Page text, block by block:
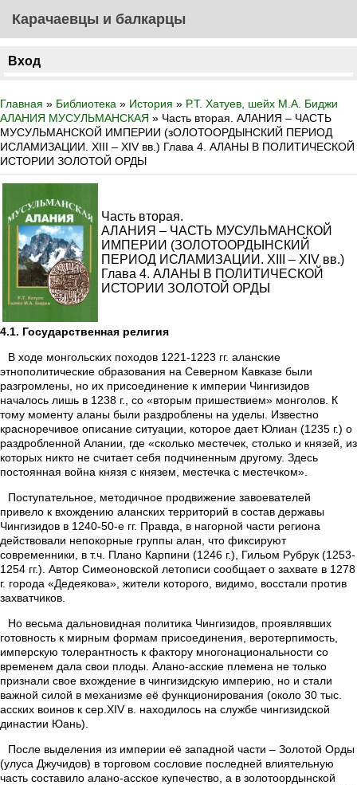
Карачаевцы и балкарцы
Вход
Главная » Библиотека » История » Р.Т. Хатуев, шейх М.А. Биджи
АЛАНИЯ МУСУЛЬМАНСКАЯ » Часть вторая. АЛАНИЯ – ЧАСТЬ
МУСУЛЬМАНСКОЙ ИМПЕРИИ (зОЛОТООРДЫНСКИЙ ПЕРИОД
ИСЛАМИЗАЦИИ. XIII – XIV вв.) Глава 4. АЛАНЫ В ПОЛИТИЧЕСКОЙ
ИСТОРИИ ЗОЛОТОЙ ОРДЫ
Часть вторая.
АЛАНИЯ – ЧАСТЬ МУСУЛЬМАНСКОЙ
ИМПЕРИИ (ЗОЛОТООРДЫНСКИЙ
ПЕРИОД ИСЛАМИЗАЦИИ. XIII – XIV вв.)
Глава 4. АЛАНЫ В ПОЛИТИЧЕСКОЙ
ИСТОРИИ ЗОЛОТОЙ ОРДЫ
4.1. Государственная религия
В ходе монгольских походов 1221-1223 гг. аланские
этнополитические образования на Северном Кавказе были
разгромлены, но их присоединение к империи Чингизидов
началось лишь в 1238 г., со «вторым пришествием» монголов. К
тому моменту аланы были раздроблены на уделы. Известно
красноречивое описание ситуации, которое дает Юлиан (1235 г.) о
раздробленной Алании, где «сколько местечек, столько и князей, из
которых никто не считает себя подчиненным другому. Здесь
постоянная война князя с князем, местечка с местечком».
Поступательное, методичное продвижение завоевателей
привело к вхождению аланских территорий в состав державы
Чингизидов в 1240-50-е гг. Правда, в нагорной части региона
действовали непокорные группы алан, что фиксируют
современники, в т.ч. Плано Карпини (1246 г.), Гильом Рубрук (1253-
1254 гг.). Автор Симеоновской летописи сообщает о захвате в 1278
г. города «Дедеякова», жители которого, видимо, восстали против
захватчиков.
Но весьма дальновидная политика Чингизидов, проявлявших
готовность к мирным формам присоединения, веротерпимость,
имперскую толерантность к фактору многонациональности со
временем дала свои плоды. Алано-асские племена не только
признали свое вхождение в чингизидскую империю, но и стали
важной силой в механизме её функционирования (около 30 тыс.
асских воинов к сер.XIV в. находилось на службе чингизидской
династии Юань).
После выделения из империи её западной части – Золотой Орды
(улуса Джучидов) в торговом сословие последней влиятельную
часть составило алано-асское купечество, а в золотоордынской